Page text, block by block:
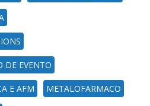
DE EVENTO
E AFM METALOFARMACO